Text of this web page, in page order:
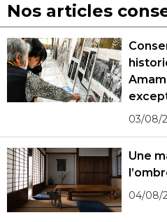
Nos articles
03/08/
Une
04/08/